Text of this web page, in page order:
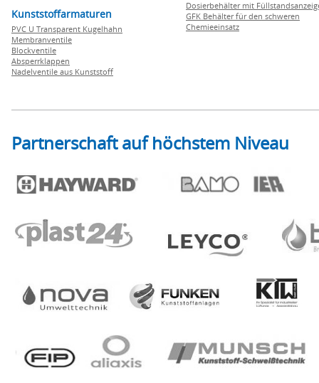
Kunststoffarmaturen
PVC U Transparent Kugelhahn
Membranventile
Blockventile
Absperrklappen
Nadelventile aus Kunststoff
Dosierbehälter mit
GFK Behälter für den schweren
Chemieeinsatz
Partnerschaft auf höchstem Niveau